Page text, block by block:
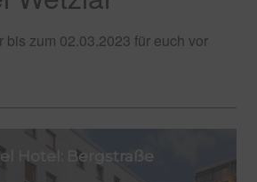
bis zum 02.03.2023 für euch vor
Hotel: Rezeption